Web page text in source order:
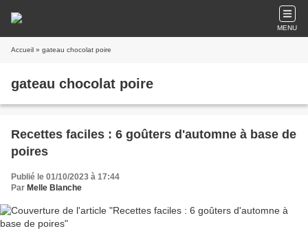
MENU
Accueil » gateau chocolat poire
gateau chocolat poire
Recettes faciles : 6 goûters d'automne à base de
poires
Publié le 01/10/2023 à 17:44
Par Melle Blanche